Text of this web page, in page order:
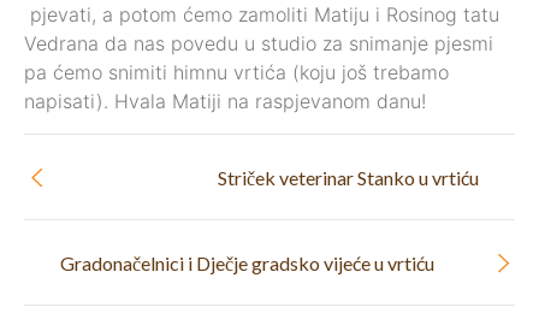
pjevati, a potom ćemo zamoliti Matiju i Rosinog tatu
Vedrana da nas povedu u studio za snimanje pjesmi
pa ćemo snimiti himnu vrtića (koju još trebamo
napisati). Hvala Matiji na raspjevanom danu!
Gradonačelnici i Dječje gradsko vijeće u vrtiću
Striček veterinar Stanko u vrtiću